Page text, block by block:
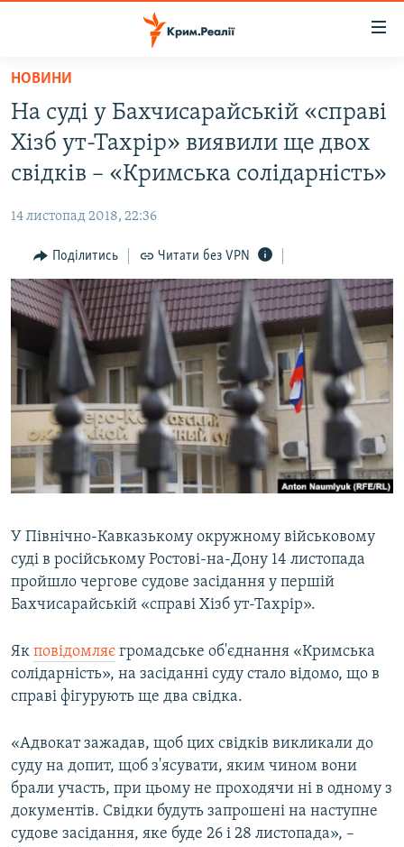
Перейти
основного
матеріалу
Перейти
до
основної
Перейти
до
пошуку
ВОДА.КРИМ
ВІДЕО ТА ФОТО
БЛОГИ
ПОГЛЯД
ІНТЕРВ'Ю
ВСЕ ЗА ДЕНЬ
СПЕЦПРОЕКТИ
ДЕПОРТАЦІЯ
ВІДЕОУРОКИ «ELIFBE»
СВІДЧЕННЯ ОКУПАЦІЇ
УКРАЇНСЬКА ПРОБЛЕМА КРИМУ
ЯК ОБІЙТИ БЛОКУВАННЯ
Русский
Qırımtatar
Усі сайти RFE/RL
НОВИНИ
На суді у Бахчисарайській «справі
Хізб ут-Тахрір» виявили ще двох
свідків – «Кримська солідарність»
14 листопад 2018, 22:36
Поділитись Читати без VPN
У Північно-Кавказькому окружному військовому
суді в російському Ростові-на-Дону 14 листопада
пройшло чергове судове засідання у першій
Бахчисарайській «справі Хізб ут-Тахрір».
Як повідомляє громадське об'єднання «Кримська
солідарність», на засіданні суду стало відомо, що в
справі фігурують ще два свідка.
«Адвокат зажадав, щоб цих свідків викликали до
суду на допит, щоб з'ясувати, яким чином вони
брали участь, при цьому не проходячи ні в одному з
документів. Свідки будуть запрошені на наступне
судове засідання, яке буде 26 і 28 листопада», –